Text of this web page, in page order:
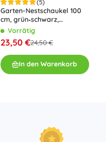
(5)
Garten-Nestschaukel 100
cm, grün‑schwarz,
Tragkraft 150 kg
Vorrätig
23,50 €24,50 €
In den Warenkorb